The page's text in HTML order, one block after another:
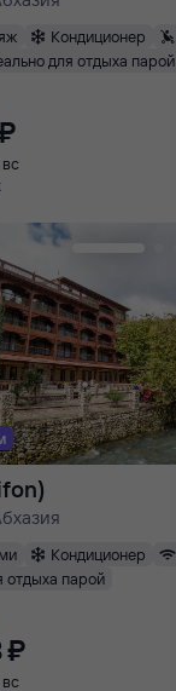
Кондиционер
для отдыха парой
вс
Кондиционер
отдыха парой
⁠₽
вс